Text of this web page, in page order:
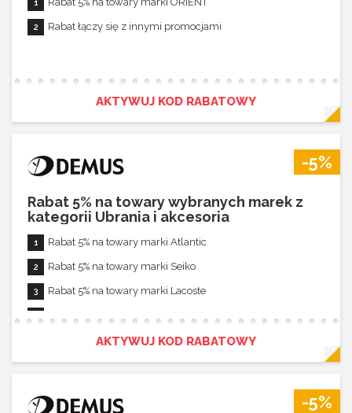
Rabat łączy się z innymi promocjami
AKTYWUJ KOD RABATOWY
-5%
Rabat 5% na towary wybranych marek z
kategorii Ubrania i akcesoria
Rabat 5% na towary marki Atlantic
Rabat 5% na towary marki Seiko
Rabat 5% na towary marki Lacoste
Rabat 5% na towary marki Timberland
Rabat łączy się z innymi promocjami
AKTYWUJ KOD RABATOWY
-5%